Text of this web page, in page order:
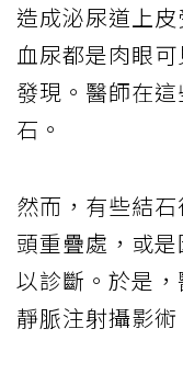
造成泌尿道上
血尿都是肉眼
發現。醫師在
石。
然而，有些結
頭重疊處，或
以診斷。於是
靜脈注射攝影